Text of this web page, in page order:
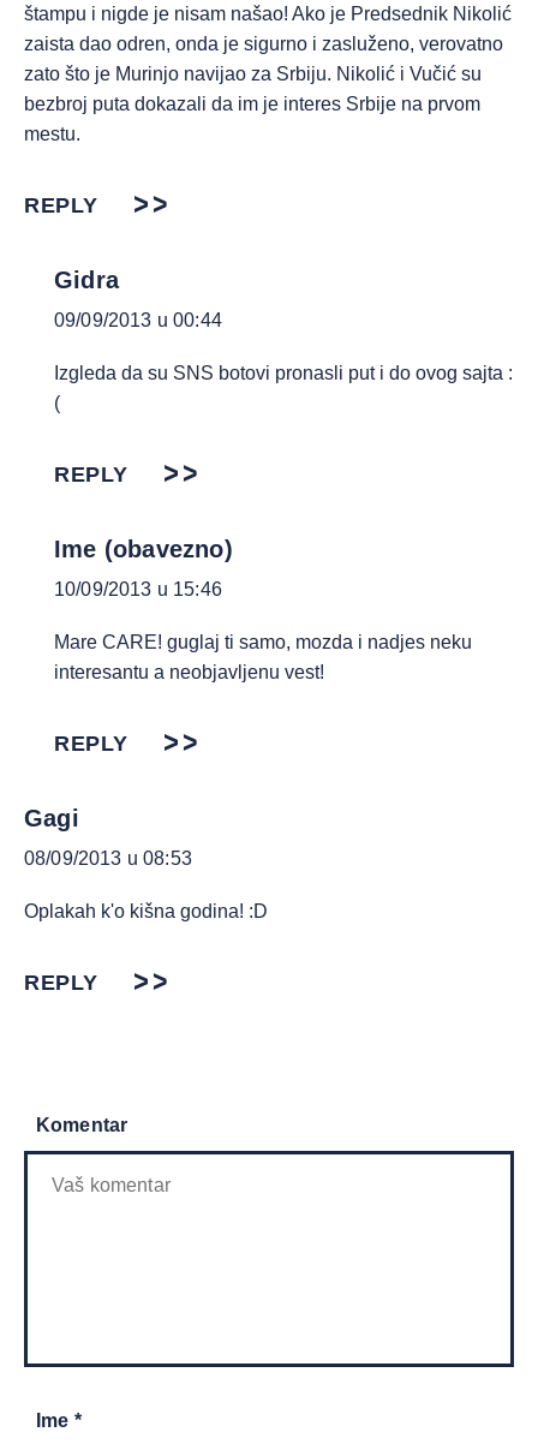
štampu i nigde je nisam našao! Ako je Predsednik Nikolić
zaista dao odren, onda je sigurno i zasluženo, verovatno
zato što je Murinjo navijao za Srbiju. Nikolić i Vučić su
bezbroj puta dokazali da im je interes Srbije na prvom
mestu.
REPLY
Gidra
09/09/2013 u 00:44
Izgleda da su SNS botovi pronasli put i do ovog sajta :
(
REPLY
Ime (obavezno)
10/09/2013 u 15:46
Mare CARE! guglaj ti samo, mozda i nadjes neku
interesantu a neobjavljenu vest!
REPLY
Gagi
08/09/2013 u 08:53
Oplakah k'o kišna godina! :D
REPLY
Komentar
Ime *